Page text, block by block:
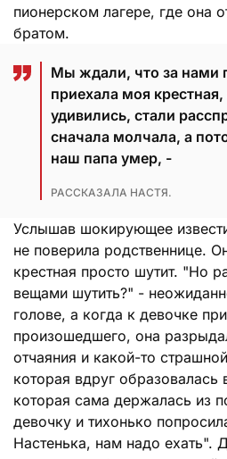
пионерском лагере, где она
братом.
Мы ждали, что за нами
приехала моя
удивились, стали
сначала молчала, а
наш папа умер, -
РАССКАЗАЛА НАСТЯ.
Услышав шокирующее
не поверила родственнице.
крестная просто шутит. "Но
вещами шутить?" -
голове, а когда к девочке
произошедшего, она
отчаяния и какой-то
которая вдруг образовалась
которая сама держалась из
девочку и тихонько
Настенька, нам надо ехать".